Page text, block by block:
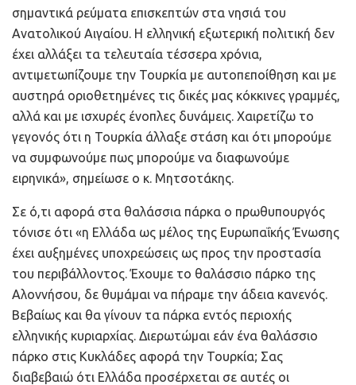
σημαντικά ρεύματα επισκεπτών στα νησιά του
Ανατολικού Αιγαίου. Η ελληνική εξωτερική πολιτική δεν
έχει αλλάξει τα τελευταία τέσσερα χρόνια,
αντιμετωπίζουμε την Τουρκία με αυτοπεποίθηση και με
αυστηρά οριοθετημένες τις δικές μας κόκκινες γραμμές,
αλλά και με ισχυρές ένοπλες δυνάμεις. Χαιρετίζω το
γεγονός ότι η Τουρκία άλλαξε στάση και ότι μπορούμε
να συμφωνούμε πως μπορούμε να διαφωνούμε
ειρηνικά», σημείωσε ο κ. Μητσοτάκης.
Σε ό,τι αφορά στα θαλάσσια πάρκα ο πρωθυπουργός
τόνισε ότι «η Ελλάδα ως μέλος της Ευρωπαΐκής Ένωσης
έχει αυξημένες υποχρεώσεις ως προς την προστασία
του περιβάλλοντος. Έχουμε το θαλάσσιο πάρκο της
Αλοννήσου, δε θυμάμαι να πήραμε την άδεια κανενός.
Βεβαίως και θα γίνουν τα πάρκα εντός περιοχής
ελληνικής κυριαρχίας. Διερωτώμαι εάν ένα θαλάσσιο
πάρκο στις Κυκλάδες αφορά την Τουρκία; Σας
διαβεβαιώ ότι Ελλάδα προσέρχεται σε αυτές οι